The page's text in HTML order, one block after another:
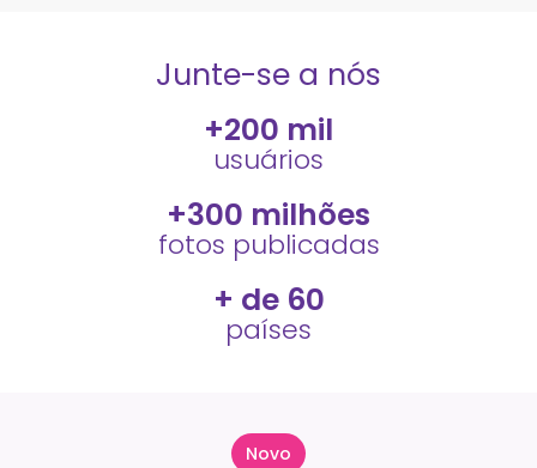
Junte-se a nós
usuários
+200 mil
fotos publicadas
+300 milhões
países
+ de 60
Novo